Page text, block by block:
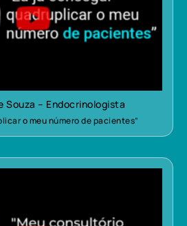
Souza – Endocrinologista
o meu número de pacientes”